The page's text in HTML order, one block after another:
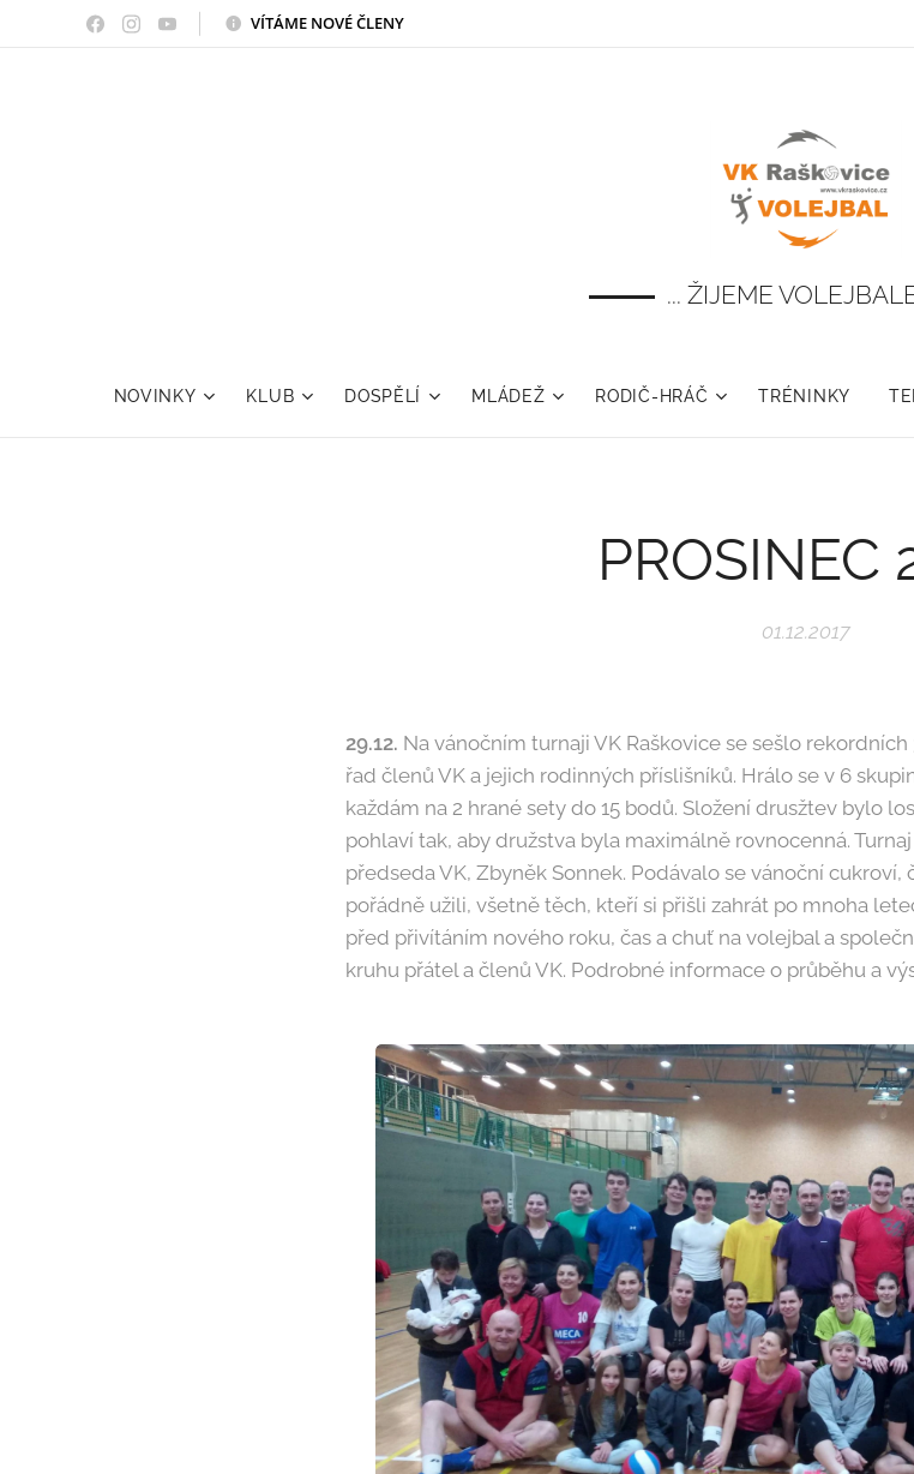
VÍTÁME NOVÉ ČLENY
... ŽIJEME
NOVINKY KLUB DOSPĚLÍ MLÁDEŽ RODIČ-HRÁČ TRÉNINKY
PROSINEC
01.12.2017
29.12. Na vánočním turnaji VK Raškovice se sešlo
řad členů VK a jejich rodinných příslišníků. Hrálo se v 6
každám na 2 hrané sety do 15 bodů. Složení drusžtev bylo
pohlaví tak, aby družstva byla maximálně rovnocenná.
předseda VK, Zbyněk Sonnek. Podávalo se vánoční cukroví,
pořádně užili, všetně těch, kteří si přišli zahrát po mnoha
před přivítáním nového roku, čas a chuť na volejbal a
kruhu přátel a členů VK. Podrobné informace o průběhu a